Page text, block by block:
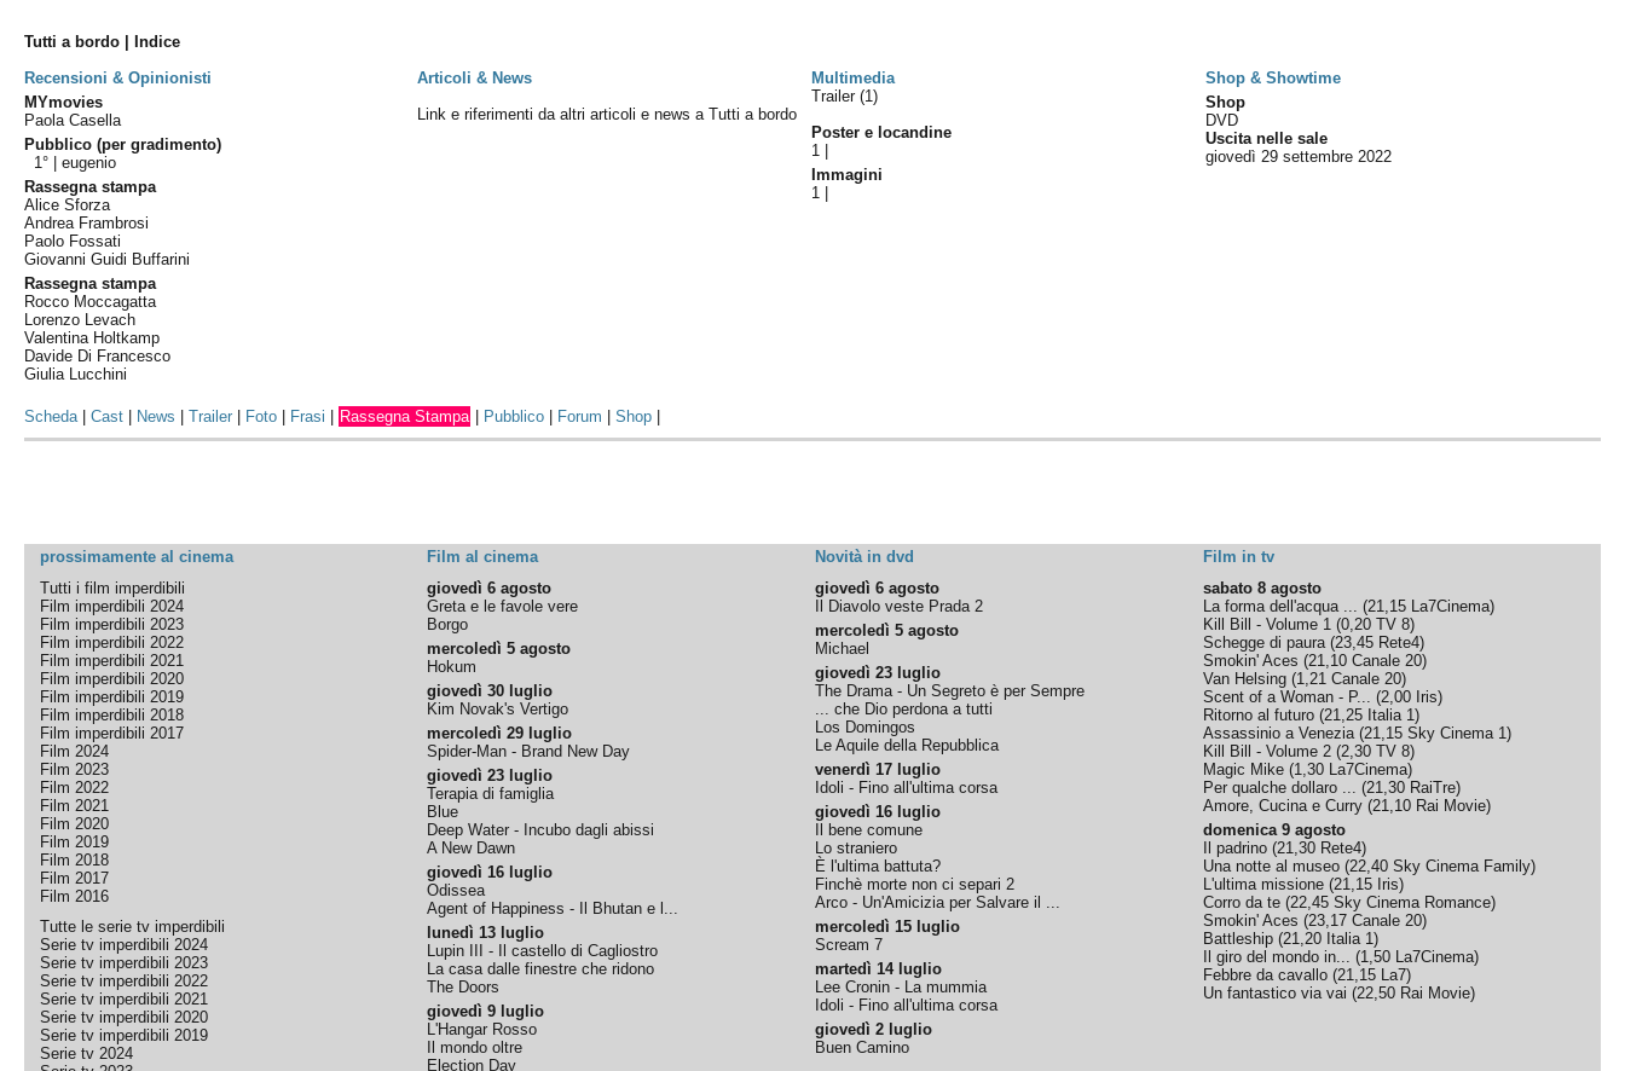
Tutti a bordo | Indice
Recensioni & Opinionisti
Articoli & News Multimedia
Shop & Showtime
MYmovies
Paola Casella
Pubblico (per gradimento)
1° |eugenio
Rassegna stampa
Alice Sforza
Andrea Frambrosi
Paolo Fossati
Giovanni Guidi Buffarini
Rassegna stampa
Rocco Moccagatta
Lorenzo Levach
Valentina Holtkamp
Davide Di Francesco
Giulia Lucchini
Link e riferimenti da altri articoli e news a Tutti a bordo
Trailer (1)
Poster e locandine
1
Immagini
1
Shop
DVD
Uscita nelle sale
giovedì 29 settembre 2022
Scheda|Cast News |Trailer Foto Frasi Rassegna Stampa Pubblico Forum |Shop
prossimamente al cinema Film al cinema Novità in dvd
Film in tv
Tutti i film imperdibili
Film imperdibili 2024
Film imperdibili 2023
Film imperdibili 2022
Film imperdibili 2021
Film imperdibili 2020
Film imperdibili 2019
Film imperdibili 2018
Film imperdibili 2017
Film 2024
Film 2023
Film 2022
Film 2021
Film 2020
Film 2019
Film 2018
Film 2017
Film 2016
Tutte le serie tv imperdibili
Serie tv imperdibili 2024
Serie tv imperdibili 2023
Serie tv imperdibili 2022
Serie tv imperdibili 2021
Serie tv imperdibili 2020
Serie tv imperdibili 2019
Serie tv 2024
giovedì 6 agosto
Greta e le favole vere
Borgo
mercoledì 5 agosto
Hokum
giovedì 30 luglio
Kim Novak's Vertigo
mercoledì 29 luglio
Spider-Man - Brand New Day
giovedì 23 luglio
Terapia di famiglia
Blue
Deep Water - Incubo dagli abissi
A New Dawn
giovedì 16 luglio
Odissea
Agent of Happiness - Il Bhutan e l...
lunedì 13 luglio
Lupin III - Il castello di Cagliostro
La casa dalle finestre che ridono
The Doors
giovedì 9 luglio
L'Hangar Rosso
Il mondo oltre
Election Day
giovedì 6 agosto
Il Diavolo veste Prada 2
mercoledì 5 agosto
Michael
giovedì 23 luglio
The Drama - Un Segreto è per Sempre
... che Dio perdona a tutti
Los Domingos
Le Aquile della Repubblica
venerdì 17 luglio
Idoli - Fino all'ultima corsa
giovedì 16 luglio
Il bene comune
Lo straniero
È l'ultima battuta?
Finchè morte non ci separi 2
Arco - Un'Amicizia per Salvare il ...
mercoledì 15 luglio
Scream 7
martedì 14 luglio
Lee Cronin - La mummia
Idoli - Fino all'ultima corsa
giovedì 2 luglio
Buen Camino
sabato 8 agosto
La forma dell'acqua ... (21,15 La7Cinema)
Kill Bill - Volume 1 (0,20 TV 8)
Schegge di paura(23,45 Rete4)
Smokin' Aces (21,10 Canale 20)
Van Helsing (1,21 Canale 20)
Scent of a Woman - P... (2,00 Iris)
Ritorno al futuro (21,25 Italia 1)
Assassinio a Venezia(21,15 Sky Cinema 1)
Kill Bill - Volume 2 (2,30 TV 8)
Magic Mike (1,30 La7Cinema)
Per qualche dollaro ... (21,30 RaiTre)
Amore, Cucina e Curry (21,10 Rai Movie)
domenica 9 agosto
Il padrino (21,30 Rete4)
Una notte al museo (22,40 Sky Cinema Family)
L'ultima missione (21,15 Iris)
Corro da te (22,45 Sky Cinema Romance)
Smokin' Aces (23,17 Canale 20)
Battleship (21,20 Italia 1)
Il giro del mondo in... (1,50 La7Cinema)
Febbre da cavallo (21,15 La7)
Un fantastico via vai (22,50 Rai Movie)